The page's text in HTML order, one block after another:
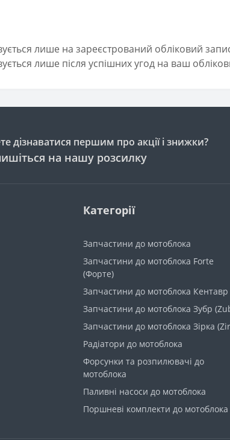
лише на зареєстрований обліковий
лише після успішних угод на ваш
дізнаватися першим про акції і знижки?
на нашу розсилку
Категорії
Запчастини до мотоблока
Запчастини до мотоблока Forte
(Форте)
Запчастини до мотоблока Кентавр
Запчастини до мотоблока Зубр
Запчастини до мотоблока Зірка
Радіатори до мотоблока
Форсунки та розпилювачі до
мотоблока
Паливні насоси до мотоблока
Поршневі комплекти до мотоблока